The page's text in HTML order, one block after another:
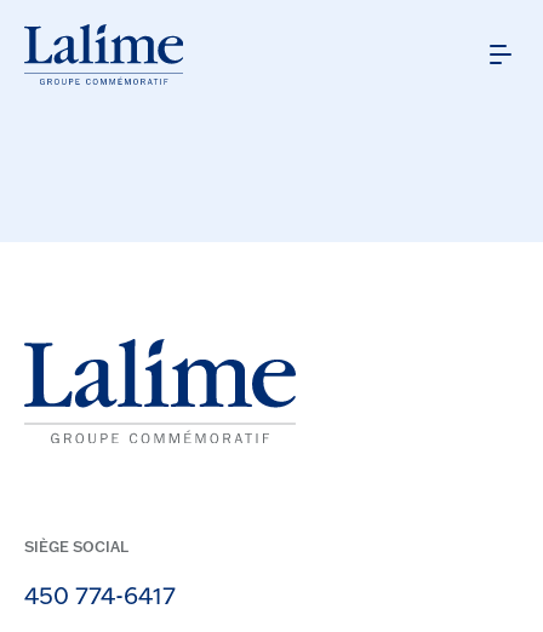
SIÈGE SOCIAL
450 774-6417